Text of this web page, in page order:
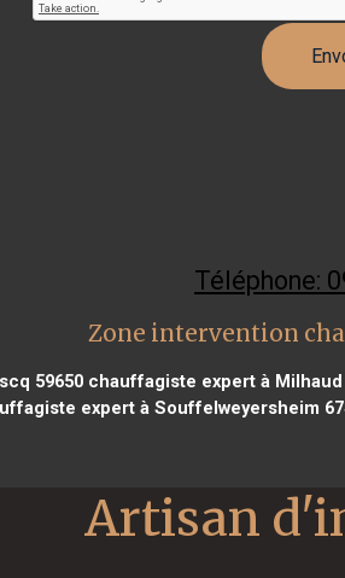
Téléphone:
Zone intervention
59650 chauffagiste expert à Milhaud
expert à Souffelweyersheim
Artisan